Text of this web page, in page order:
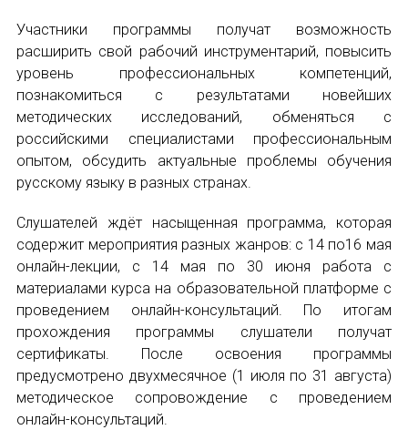
XIII КОНГРЕСС МАПРЯЛ
XIV КОНГРЕСС МАПРЯЛ
XV КОНГРЕСС МАПРЯЛ
XVI КОНГРЕСС МАПРЯЛ
РУССКИЙ ЯЗЫК В МИРЕ
ПРОЕКТЫ
Научно-практические семинары по
Международная конференция по РКИ в
Международный форум TERRA RUSISTICA
Семинар в Абу-Даби: Русский язык и
Участники программы получат возможность
расширить свой рабочий инструментарий, повысить
уровень профессиональных компетенций,
познакомиться с результатами новейших
методических исследований, обменяться с
российскими специалистами профессиональным
опытом, обсудить актуальные проблемы обучения
русскому языку в разных странах.
Слушателей ждёт насыщенная программа, которая
содержит мероприятия разных жанров: с 14 по16 мая
онлайн-лекции, с 14 мая по 30 июня работа с
материалами курса на образовательной платформе с
проведением онлайн-консультаций. По итогам
прохождения программы слушатели получат
сертификаты. После освоения программы
предусмотрено двухмесячное (1 июля по 31 августа)
методическое сопровождение с проведением
онлайн-консультаций.
ИМЯ